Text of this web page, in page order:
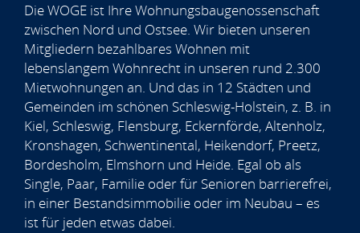
Die WOGE ist Ihre Wohnungsbaugenossenschaft
zwischen Nord und Ostsee. Wir bieten unseren
Mitgliedern bezahlbares Wohnen mit
lebenslangem Wohnrecht in unseren rund 2.300
Mietwohnungen an. Und das in 12 Städten und
Gemeinden im schönen Schleswig-Holstein, z. B. in
Kiel, Schleswig, Flensburg, Eckernförde, Altenholz,
Kronshagen, Schwentinental, Heikendorf, Preetz,
Bordesholm, Elmshorn und Heide. Egal ob als
Single, Paar, Familie oder für Senioren barrierefrei,
in einer Bestandsimmobilie oder im Neubau – es
ist für jeden etwas dabei.